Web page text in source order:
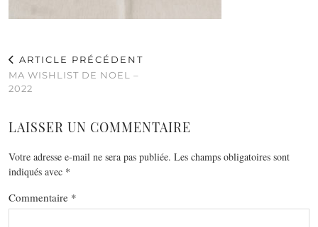
ARTICLE PRÉCÉDENT
MA WISHLIST DE NOEL –
2022
LAISSER UN COMMENTAIRE
Votre adresse e-mail ne sera pas publiée. Les champs obligatoires sont
indiqués avec *
Commentaire *